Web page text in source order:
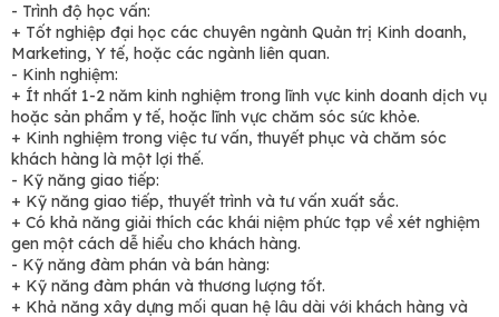
- Trình độ học vấn:
+ Tốt nghiệp đại học các chuyên ngành Quản trị Kinh doanh,
Marketing, Y tế, hoặc các ngành liên quan.
- Kinh nghiệm:
+ Ít nhất 1-2 năm kinh nghiệm trong lĩnh vực kinh doanh dịch vụ
hoặc sản phẩm y tế, hoặc lĩnh vực chăm sóc sức khỏe.
+ Kinh nghiệm trong việc tư vấn, thuyết phục và chăm sóc
khách hàng là một lợi thế.
- Kỹ năng giao tiếp:
+ Kỹ năng giao tiếp, thuyết trình và tư vấn xuất sắc.
+ Có khả năng giải thích các khái niệm phức tạp về xét nghiệm
gen một cách dễ hiểu cho khách hàng.
- Kỹ năng đàm phán và bán hàng:
+ Kỹ năng đàm phán và thương lượng tốt.
+ Khả năng xây dựng mối quan hệ lâu dài với khách hàng và